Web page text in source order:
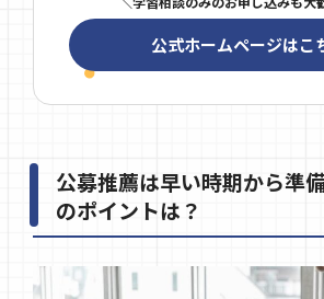
公式ホームページはこ
公募推薦は早い時期から準
のポイントは？